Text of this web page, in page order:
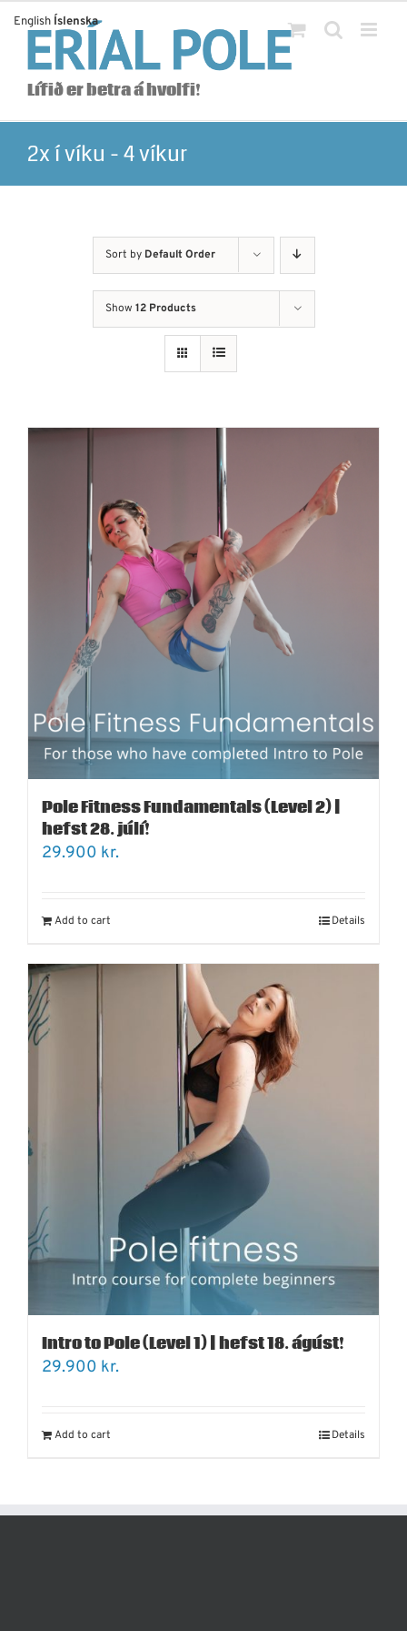
content
Lífið er betra á hvolfi!
2x í víku - 4 víkur
Sort by Default Order
Show 12 Products
Pole Fitness Fundamentals (Level 2) |
hefst 28. júlí!
29.900 kr.
Add to cart Details
Intro to Pole (Level 1) | hefst 18. ágúst!
29.900 kr.
Add to cart Details
English Íslenska